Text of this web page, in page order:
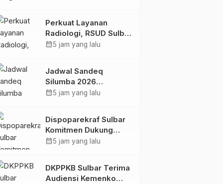
dalam Pemenuhan Gizi
Perkuat Layanan
Radiologi, RSUD Sulbar
Sambut Kembali dr. Iis
calendar_month5 jam yang lalu
Jadwal Sandeq
Silumba 2026
Disesuaikan,
Tetap Dimatangkan
calendar_month5 jam yang lalu
Dispoparekraf Sulbar
Komitmen Dukung
Penyusunan RAD
calendar_month5 jam yang lalu
DKPPKB Sulbar Terima
Audiensi Kemenko